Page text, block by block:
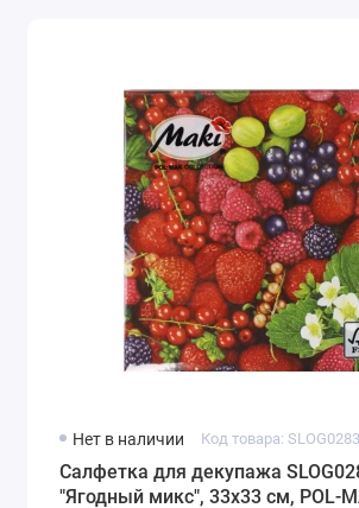
Нет в наличии Код товара:
Салфетка для декупажа
"Ягодный микс", 33х33 см, POL-